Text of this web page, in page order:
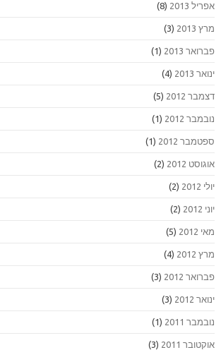
אפריל 2013 (8)
מרץ 2013 (3)
פברואר 2013 (1)
ינואר 2013 (4)
דצמבר 2012 (5)
נובמבר 2012 (1)
ספטמבר 2012 (1)
אוגוסט 2012 (2)
יולי 2012 (2)
יוני 2012 (2)
מאי 2012 (5)
מרץ 2012 (4)
פברואר 2012 (3)
ינואר 2012 (3)
נובמבר 2011 (1)
אוקטובר 2011 (3)